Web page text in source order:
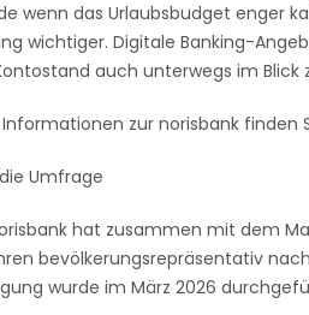
wenn das Urlaubsbudget enger
wichtiger. Digitale Banking-
auch unterwegs im Blick
zur norisbank finden
Umfrage
hat zusammen mit dem
bevölkerungsrepräsentativ
wurde im März 2026